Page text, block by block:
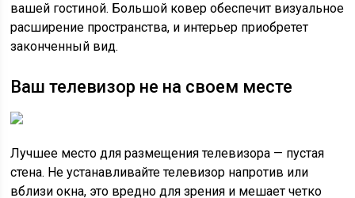
вашей гостиной. Большой ковер обеспечит визуальное
расширение пространства, и интерьер приобретет
законченный вид.
Ваш телевизор не на своем месте
Лучшее место для размещения телевизора — пустая
стена. Не устанавливайте телевизор напротив или
вблизи окна, это вредно для зрения и мешает четко